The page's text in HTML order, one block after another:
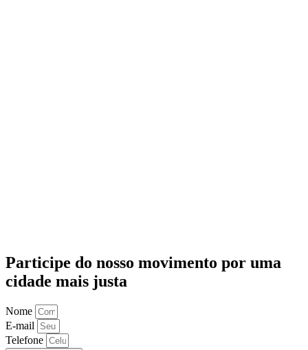
Participe do nosso movimento por uma
cidade mais justa
Nome
E-mail
Telefone